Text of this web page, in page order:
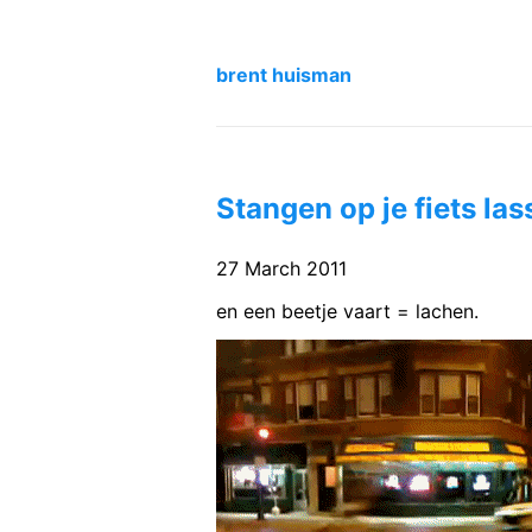
brent huisman
Stangen op je fiets
27 March 2011
en een beetje vaart = lachen.